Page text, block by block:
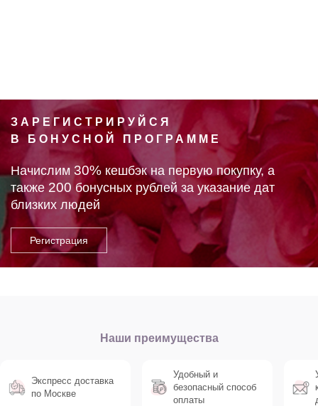
ЗАРЕГИСТРИРУЙСЯ
В БОНУСНОЙ ПРОГРАММЕ
Начислим 30% кешбэк на первую покупку, а
также 200 бонусных рублей за указание дат
близких людей
Наши преимущества
Экспресс доставка
по Москве
Удобный и
безопасный способ
оплаты